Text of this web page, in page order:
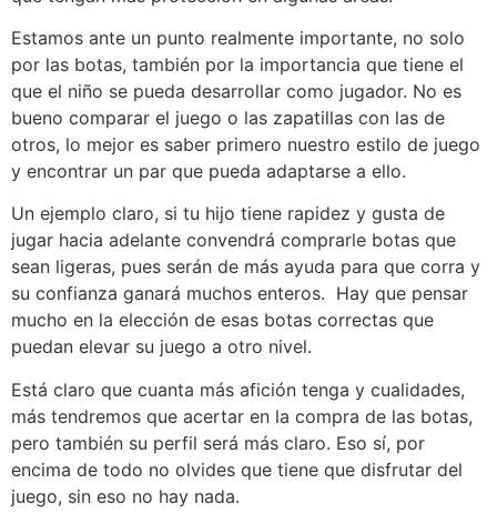
Estamos ante un punto realmente importante, no solo
por las botas, también por la importancia que tiene el
que el niño se pueda desarrollar como jugador. No es
bueno comparar el juego o las zapatillas con las de
otros, lo mejor es saber primero nuestro estilo de juego
y encontrar un par que pueda adaptarse a ello.
Un ejemplo claro, si tu hijo tiene rapidez y gusta de
jugar hacia adelante convendrá comprarle botas que
sean ligeras, pues serán de más ayuda para que corra y
su confianza ganará muchos enteros. Hay que pensar
mucho en la elección de esas botas correctas que
puedan elevar su juego a otro nivel.
Está claro que cuanta más afición tenga y cualidades,
más tendremos que acertar en la compra de las botas,
pero también su perfil será más claro. Eso sí, por
encima de todo no olvides que tiene que disfrutar del
juego, sin eso no hay nada.